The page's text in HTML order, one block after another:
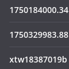
1750184000.34
1750329983.88
xtw18387019b